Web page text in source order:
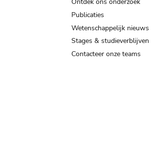
Ontdek ons onderzoek
Publicaties
Wetenschappelijk nieuws
Stages & studieverblijven
Contacteer onze teams